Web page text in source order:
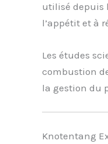
utilisé depuis
l’appétit et à
Les études
combustion
la gestion du
Knotentang